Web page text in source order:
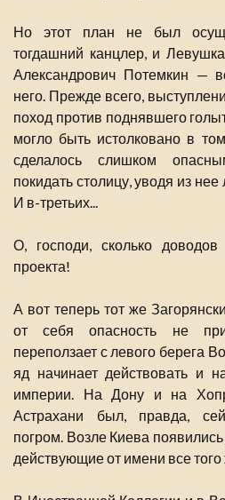
Но этот план не был
тогдашний канцлер, и
Александрович Потемкин —
него. Прежде всего,
поход против поднявшего
могло быть истолковано в
сделалось слишком
покидать столицу, уводя из
И в-третьих...
О, господи, сколько
проекта!
А вот теперь тот же
от себя опасность не
переползает с левого берега
яд начинает действовать и
империи. На Дону и на
Астрахани был, правда,
погром. Возле Киева
действующие от имени все